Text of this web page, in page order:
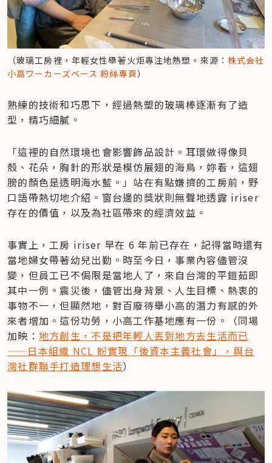
（玻璃工房裡，年輕女性舉著火炬專注地熱塑。來源： 株式会社
小高ワーカーズベース 粉絲專頁）
熟練的技術和巧思下，經過熱塑的玻璃棒逐漸有了造
型，精巧細膩。
「這裡的自然環境也會影響飾品設計。耳環做得像貝
殼、花朵，胸針的形狀是模仿展翅的海鳥，妳看，這翅
膀的顏色是透明海水藍。」站在有點嫌擠的工房前，野
口語帶熱切地介紹。窗台邊的獎狀則無聲地透露 iriser
存在的價值，以及為社區帶來的經濟效益。
事實上，工房 iriser 早在 6 年前已存在，記得當時還有
當地婦女帶著幼兒出勤。時至今日，事業內容儘管沒
變，但員工已不侷限是當地人了，來自台灣的平鎧茹即
其中一例。震災後，儘管出身背景、人生目標、熱衷的
事物不一，但顯然地，對百廢待舉小高的潛力有感的外
來者增加。這份功勞，小高工作基地應有一份。（同場
加映： 地方創生，不是把年輕人丟到地方去生活而已
——日本組織 NCL 盼實現「後資本主義社會」，與台
灣社群聯手打造理想生活）